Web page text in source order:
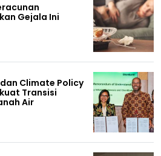
Gejala Ini
Climate Policy
Transisi
Air